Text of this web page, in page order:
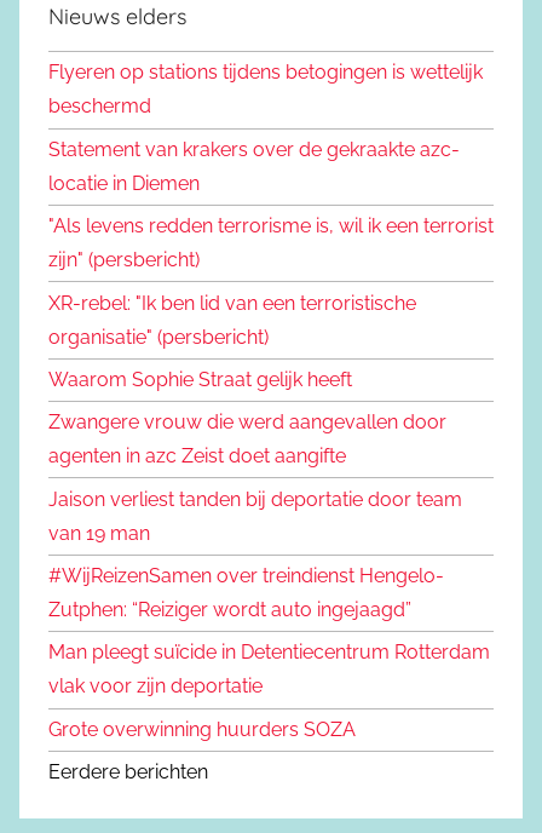
Nieuws elders
Flyeren op stations tijdens betogingen is wettelijk
beschermd
Statement van krakers over de gekraakte azc-
locatie in Diemen
"Als levens redden terrorisme is, wil ik een terrorist
zijn" (persbericht)
XR-rebel: "Ik ben lid van een terroristische
organisatie" (persbericht)
Waarom Sophie Straat gelijk heeft
Zwangere vrouw die werd aangevallen door
agenten in azc Zeist doet aangifte
Jaison verliest tanden bij deportatie door team
van 19 man
#WijReizenSamen over treindienst Hengelo-
Zutphen: “Reiziger wordt auto ingejaagd”
Man pleegt suïcide in Detentiecentrum Rotterdam
vlak voor zijn deportatie
Grote overwinning huurders SOZA
Eerdere berichten